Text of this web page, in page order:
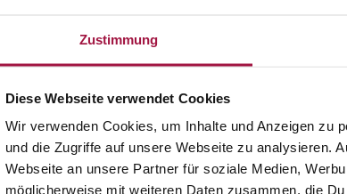
Zustimmung
Diese Webseite verwendet Cookies
Wir verwenden Cookies, um Inhalte und Anzeigen zu
und die Zugriffe auf unsere Webseite zu analysieren.
Webseite an unsere Partner für soziale Medien,
möglicherweise mit weiteren Daten zusammen, die
17,66